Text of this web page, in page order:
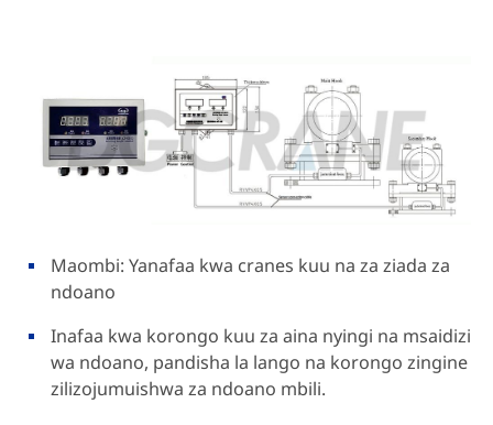
Maombi: Yanafaa kwa cranes kuu na za ziada za
ndoano
Inafaa kwa korongo kuu za aina nyingi na msaidizi
wa ndoano, pandisha la lango na korongo zingine
zilizojumuishwa za ndoano mbili.